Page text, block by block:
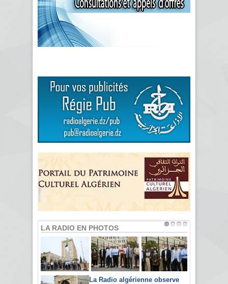
LA RADIO EN PHOTOS
La Radio algérienne observe